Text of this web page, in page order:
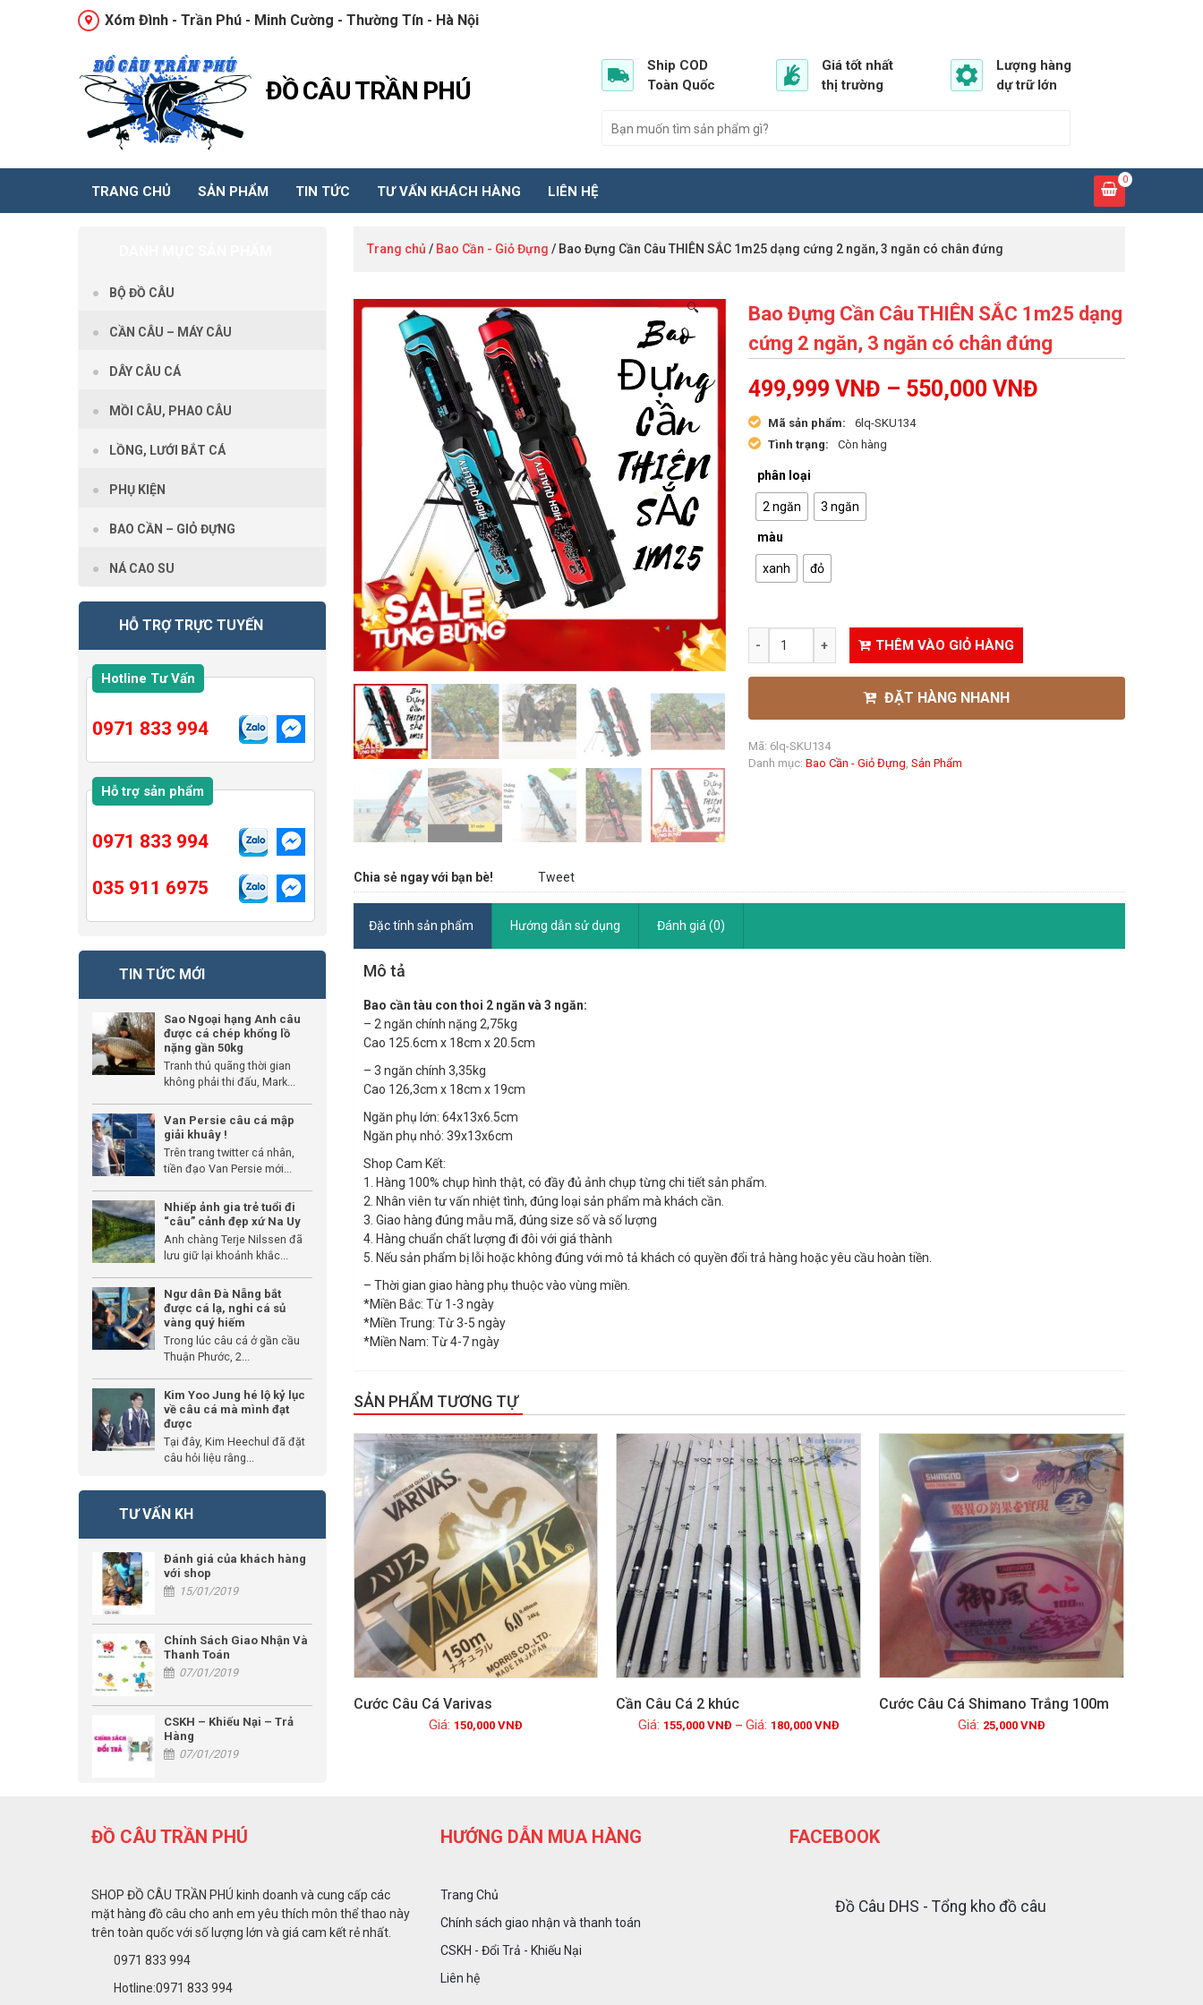
Xóm Đình - Trần Phú - Minh Cường - Thường Tín - Hà Nội
ĐỒ CÂU TRẦN PHÚ
Ship COD
Toàn Quốc
Giá tốt nhất
thị trường
Lượng hàng
dự trữ lớn
TRANG CHỦ SẢN PHẨM TIN TỨC TƯ VẤN KHÁCH HÀNG LIÊN HỆ
0
Trang chủ / Bao Cần - Giỏ Đựng / Bao Đựng Cần Câu THIÊN SẮC 1m25 dạng cứng 2 ngăn, 3 ngăn có chân đứng
🔍
Bao Đựng Cần Câu THIÊN SẮC 1m25 dạng
cứng 2 ngăn, 3 ngăn có chân đứng
499,999 VNĐ – 550,000 VNĐ
Mã sản phẩm:
6lq-SKU134
Tình trạng:
Còn hàng
phân loại
2 ngăn 3 ngăn
màu
xanh đỏ
THÊM VÀO GIỎ HÀNG
ĐẶT HÀNG NHANH
Mã: 6lq-SKU134
Danh mục: Bao Cần - Giỏ Đựng, Sản Phẩm
Chia sẻ ngay với bạn bè! Tweet
Đặc tính sản phẩm Hướng dẫn sử dụng Đánh giá (0)
Mô tả
Bao cần tàu con thoi 2 ngăn và 3 ngăn:
– 2 ngăn chính nặng 2,75kg
Cao 125.6cm x 18cm x 20.5cm
– 3 ngăn chính 3,35kg
Cao 126,3cm x 18cm x 19cm
Ngăn phụ lớn: 64x13x6.5cm
Ngăn phụ nhỏ: 39x13x6cm
Shop Cam Kết:
1. Hàng 100% chụp hình thật, có đầy đủ ảnh chụp từng chi tiết sản phẩm.
2. Nhân viên tư vấn nhiệt tình, đúng loại sản phẩm mà khách cần.
3. Giao hàng đúng mẫu mã, đúng size số và số lượng
4. Hàng chuẩn chất lượng đi đôi với giá thành
5. Nếu sản phẩm bị lỗi hoặc không đúng với mô tả khách có quyền đổi trả hàng hoặc yêu cầu hoàn tiền.
– Thời gian giao hàng phụ thuộc vào vùng miền.
*Miền Bắc: Từ 1-3 ngày
*Miền Trung: Từ 3-5 ngày
*Miền Nam: Từ 4-7 ngày
SẢN PHẨM TƯƠNG TỰ
Cước Câu Cá Varivas
150,000 VNĐ
Cần Câu Cá 2 khúc
155,000 VNĐ – 180,000 VNĐ
Cước Câu Cá Shimano Trắng 100m
25,000VNĐ
BỘ ĐỒ CÂU
CẦN CÂU – MÁY CÂU
DÂY CÂU CÁ
MỒI CÂU, PHAO CÂU
LỒNG, LƯỚI BẮT CÁ
PHỤ KIỆN
BAO CẦN – GIỎ ĐỰNG
NÁ CAO SU
HỖ TRỢ TRỰC TUYẾN
Hotline Tư Vấn
0971 833 994
Hỗ trợ sản phẩm
0971 833 994
035 911 6975
TIN TỨC MỚI
Sao Ngoại hạng Anh câu
được cá chép khổng lồ
nặng gần 50kg
Tranh thủ quãng thời gian
không phải thi đấu, Mark...
Van Persie câu cá mập
giải khuây !
Trên trang twitter cá nhân,
tiền đạo Van Persie mới...
Nhiếp ảnh gia trẻ tuổi đi
“câu” cảnh đẹp xứ Na Uy
Anh chàng Terje Nilssen đã
lưu giữ lại khoảnh khắc...
Ngư dân Đà Nẵng bắt
được cá lạ, nghi cá sủ
vàng quý hiếm
Trong lúc câu cá ở gần cầu
Thuận Phước, 2...
Kim Yoo Jung hé lộ kỷ lục
về câu cá mà mình đạt
được
Tại đây, Kim Heechul đã đặt
câu hỏi liệu rằng...
TƯ VẤN KH
Đánh giá của khách hàng
với shop
15/01/2019
Chính Sách Giao Nhận Và
Thanh Toán
07/01/2019
CSKH – Khiếu Nại – Trả
Hàng
07/01/2019
ĐỒ CÂU TRẦN PHÚ
SHOP ĐỒ CÂU TRẦN PHÚ kinh doanh và cung cấp các
mặt hàng đồ câu cho anh em yêu thích môn thể thao này
trên toàn quốc với số lượng lớn và giá cam kết rẻ nhất.
0971 833 994
Hotline:0971 833 994
HƯỚNG DẪN MUA HÀNG
Trang Chủ
Chính sách giao nhận và thanh toán
CSKH - Đổi Trả - Khiếu Nại
Liên hệ
FACEBOOK
Đồ Câu DHS - Tổng kho đồ câu